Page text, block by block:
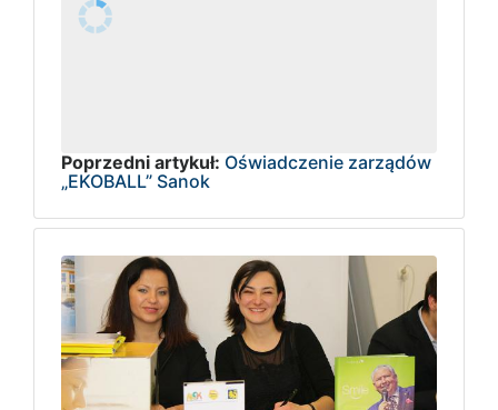
Poprzedni artykuł: Oświadczenie zarządów
„EKOBALL” Sanok